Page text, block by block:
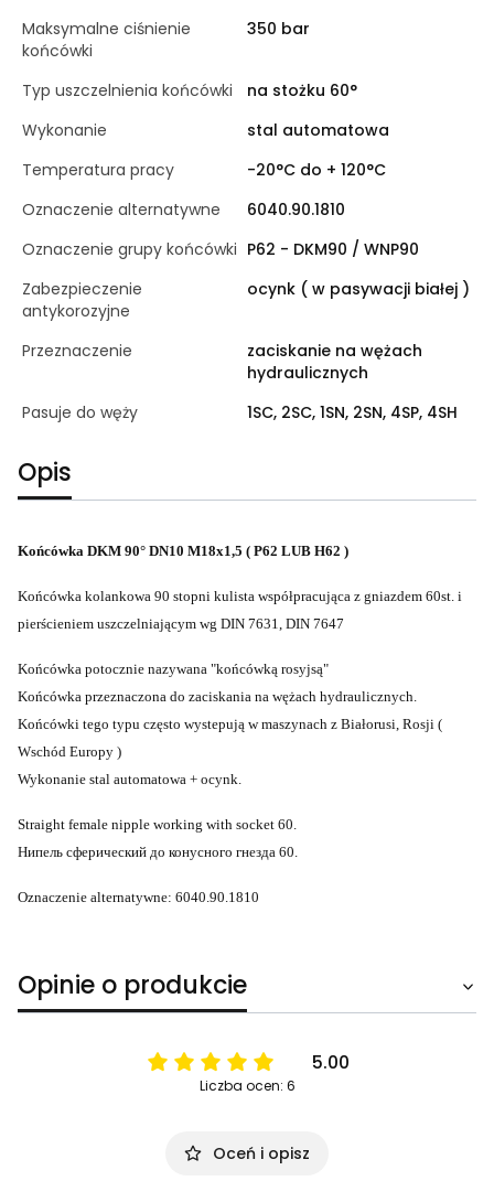
Maksymalne ciśnienie
końcówki
350 bar
Typ uszczelnienia końcówki
na stożku 60°
Wykonanie
stal automatowa
Temperatura pracy
-20°C do + 120°C
Oznaczenie alternatywne
6040.90.1810
Oznaczenie grupy końcówki P62 - DKM90 / WNP90
Zabezpieczenie
antykorozyjne
ocynk ( w pasywacji białej )
Przeznaczenie
zaciskanie na wężach
hydraulicznych
Pasuje do węży
1SC, 2SC, 1SN, 2SN, 4SP, 4SH
Opis
Końcówka DKM 90° DN10 M18x1,5 ( P62 LUB H62 )
Końcówka kolankowa 90 stopni kulista współpracująca z gniazdem 60st. i
pierścieniem uszczelniającym wg DIN 7631, DIN 7647
Końcówka potocznie nazywana "końcówką rosyjsą"
Końcówka przeznaczona do zaciskania na wężach hydraulicznych.
Końcówki tego typu często wystepują w maszynach z Białorusi, Rosji (
Wschód Europy )
Wykonanie stal automatowa + ocynk.
Straight female nipple working with socket 60.
Нипель сферический до конусного гнезда 60.
Oznaczenie alternatywne: 6040.90.1810
Opinie o produkcie
5.00
Liczba ocen: 6
Oceń i opisz